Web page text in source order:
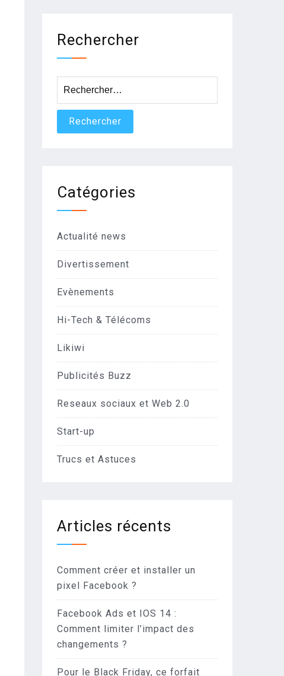
Rechercher
Catégories
Actualité news
Divertissement
Evènements
Hi-Tech & Télécoms
Likiwi
Publicités Buzz
Reseaux sociaux et Web 2.0
Start-up
Trucs et Astuces
Articles récents
Comment créer et installer un
pixel Facebook ?
Facebook Ads et IOS 14 :
Comment limiter l’impact des
changements ?
Pour le Black Friday, ce forfait